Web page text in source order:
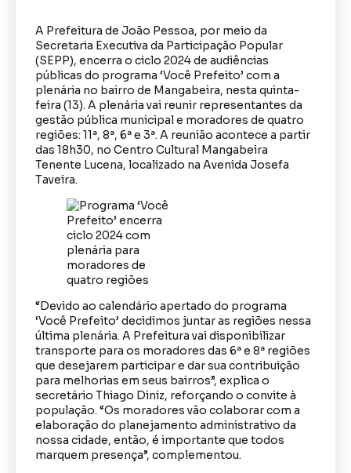
A Prefeitura de João Pessoa, por meio da
Secretaria Executiva da Participação Popular
(SEPP), encerra o ciclo 2024 de audiências
públicas do programa ‘Você Prefeito’ com a
plenária no bairro de Mangabeira, nesta quinta-
feira (13). A plenária vai reunir representantes da
gestão pública municipal e moradores de quatro
regiões: 11ª, 8ª, 6ª e 3ª. A reunião acontece a partir
das 18h30, no Centro Cultural Mangabeira
Tenente Lucena, localizado na Avenida Josefa
Taveira.
“Devido ao calendário apertado do programa
‘Você Prefeito’ decidimos juntar as regiões nessa
última plenária. A Prefeitura vai disponibilizar
transporte para os moradores das 6ª e 8ª regiões
que desejarem participar e dar sua contribuição
para melhorias em seus bairros”, explica o
secretário Thiago Diniz, reforçando o convite à
população. “Os moradores vão colaborar com a
elaboração do planejamento administrativo da
nossa cidade, então, é importante que todos
marquem presença”, complementou.